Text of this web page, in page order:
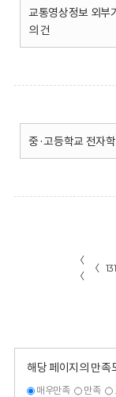
교통영상정보 외부
의 건
중·고등학교 전자
〈
〈
〈 131
해당 페이지의 만족
매우만족 만족